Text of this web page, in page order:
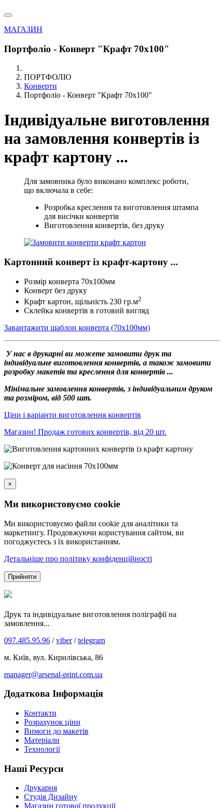
МАГАЗИН
Портфоліо - Конверт "Крафт 70х100"
ПОРТФОЛІО
Конверти
Портфоліо - Конверт "Крафт 70х100"
Індивідуальне виготовлення
на замовлення конвертів із
крафт картону ...
Для замовника було виконано комплекс роботи,
що включала в себе:
Розробка креслення та виготовлення штампа
для висічки конвертів
Виготовлення конвертів, без друку
Картонний конверт із крафт-картону ...
Розмір конверта 70х100мм
Конверт без друку
Крафт картон, щільність 230 гр.м2
Склейка конвертів в готовий вигляд
Завантажити шаблон конверта (70х100мм)
У нас в друкарні ви можете замовити друк та
індивідуальне виготовлення конвертів, а також замовити
розробку макетів та креслення для конвертів ...
Мінімальне замовлення конвертів, з індивідуальним друком
та розміром, від 500 шт.
Ціни і варіанти виготовлення конвертів
Магазин! Продаж готових конвертів, від 20 шт.
×
Ми використовуємо cookie
Ми використовуємо файли cookie для аналітики та
маркетингу. Продовжуючи користування сайтом, ви
погоджуєтесь з їх використанням.
Детальніше про політику конфіденційності
Прийняти
Друк та індивідуальне виготовлення поліграфії на
замовлення...
097.485.95.96 /viber/telegram
м. Київ, вул. Кирилівська, 86
manager@arsenal-print.com.ua
Додаткова Інформація
Контакти
Розрахунок ціни
Вимоги до макетів
Матеріали
Технології
Наші Ресурси
Друкарня
Студія Дизайну
Магазин готової продукції